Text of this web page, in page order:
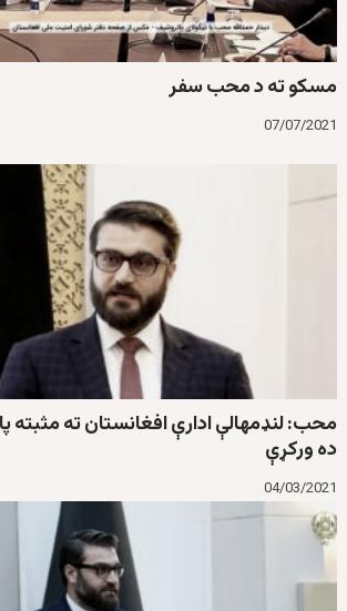
مسکو ته د محب سفر
07/07/2021
محب: لنډمهالې ادارې افغانستان ته مثبته
ده ورکړې
04/03/2021